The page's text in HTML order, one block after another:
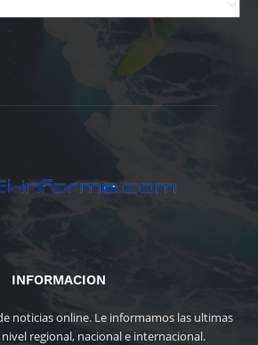
INFORMACION
noticias online. Le informamos las ultimas
regional, nacional e internacional.